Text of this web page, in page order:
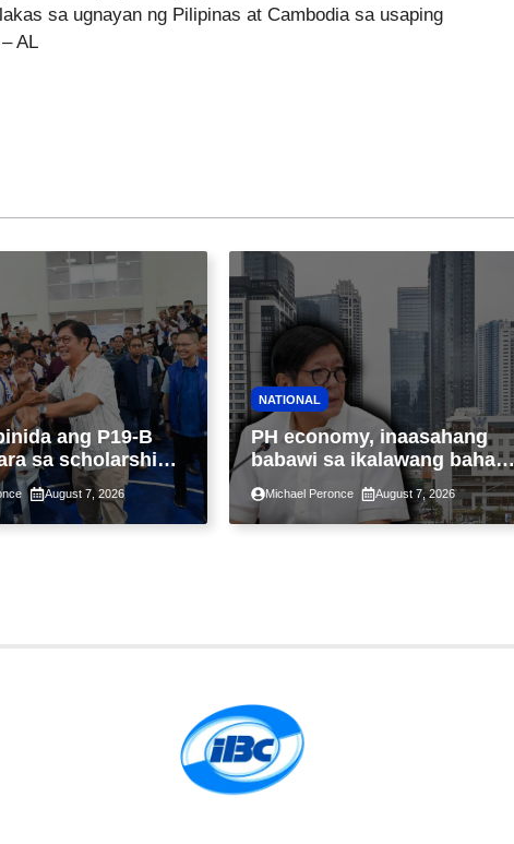
sa ugnayan ng Pilipinas at Cambodia sa usaping
AL
ang P19-B
sa scholarship
pinakamalaki
ng TESDA
August 7, 2026
NATIONAL
PH economy, inaasahang
babawi sa ikalawang bahagi
ng taon kasunod ng 2.3%
GDP dulot ng Middle East
war, pagkaantala ng public
Michael Peronce August 7, 2026